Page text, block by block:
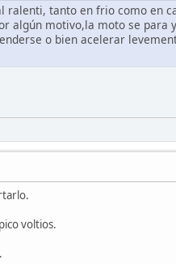
ralenti, tanto en frio como en
algún motivo,la moto se para
o bien acelerar
voltios.